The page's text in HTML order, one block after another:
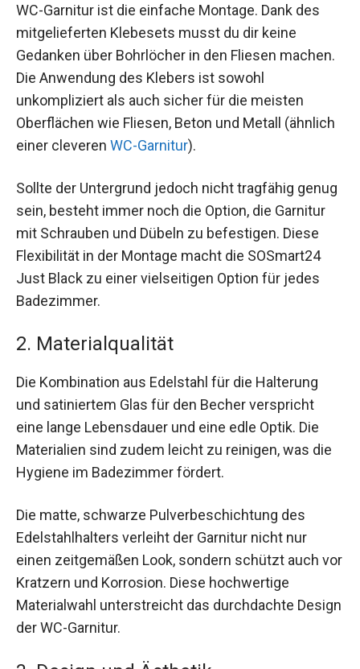
WC-Garnitur ist die einfache Montage. Dank des
mitgelieferten Klebesets musst du dir keine
Gedanken über Bohrlöcher in den Fliesen machen.
Die Anwendung des Klebers ist sowohl
unkompliziert als auch sicher für die meisten
Oberflächen wie Fliesen, Beton und Metall (ähnlich
einer cleveren WC-Garnitur).
Sollte der Untergrund jedoch nicht tragfähig genug
sein, besteht immer noch die Option, die Garnitur
mit Schrauben und Dübeln zu befestigen. Diese
Flexibilität in der Montage macht die SOSmart24
Just Black zu einer vielseitigen Option für jedes
Badezimmer.
2. Materialqualität
Die Kombination aus Edelstahl für die Halterung
und satiniertem Glas für den Becher verspricht
eine lange Lebensdauer und eine edle Optik. Die
Materialien sind zudem leicht zu reinigen, was die
Hygiene im Badezimmer fördert.
Die matte, schwarze Pulverbeschichtung des
Edelstahlhalters verleiht der Garnitur nicht nur
einen zeitgemäßen Look, sondern schützt auch vor
Kratzern und Korrosion. Diese hochwertige
Materialwahl unterstreicht das durchdachte Design
der WC-Garnitur.